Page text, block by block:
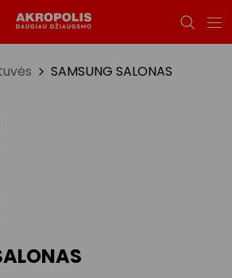
SAMSUNG SALONAS